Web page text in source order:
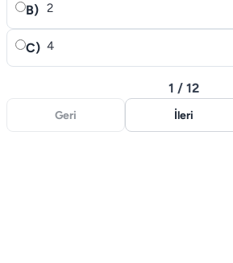
B) 2
C) 4
Geri
1 / 12
İleri